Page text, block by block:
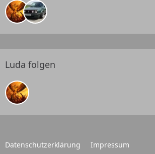
Luda folgen
Datenschutzerklärung Impressum